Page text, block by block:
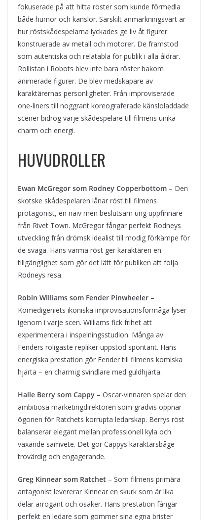
fokuserade på att hitta röster som kunde förmedla
både humor och känslor. Särskilt anmärkningsvärt är
hur röstskådespelarna lyckades ge liv åt figurer
konstruerade av metall och motorer. De framstod
som autentiska och relatabla för publik i alla åldrar.
Rollistan i Robots blev inte bara röster bakom
animerade figurer. De blev medskapare av
karaktärernas personligheter. Från improviserade
one-liners till noggrant koreograferade känsloladdade
scener bidrog varje skådespelare till filmens unika
charm och energi.
HUVUDROLLER
Ewan McGregor som Rodney Copperbottom – Den
skotske skådespelaren lånar röst till filmens
protagonist, en naiv men beslutsam ung uppfinnare
från Rivet Town. McGregor fångar perfekt Rodneys
utveckling från drömsk idealist till modig förkämpe för
de svaga. Hans varma röst ger karaktären en
tillgänglighet som gör det lätt för publiken att följa
Rodneys resa.
Robin Williams som Fender Pinwheeler –
Komedigeniets ikoniska improvisationsförmåga lyser
igenom i varje scen. Williams fick frihet att
experimentera i inspelningsstudion. Många av
Fenders roligaste repliker uppstod spontant. Hans
energiska prestation gör Fender till filmens komiska
hjärta – en charmig svindlare med guldhjärta.
Halle Berry som Cappy – Oscar-vinnaren spelar den
ambitiösa marketingdirektören som gradvis öppnar
ögonen för Ratchets korrupta ledarskap. Berrys röst
balanserar elegant mellan professionell kyla och
växande samvete. Det gör Cappys karaktärsbåge
trovärdig och engagerande.
Greg Kinnear som Ratchet – Som filmens primära
antagonist levererar Kinnear en skurk som är lika
delar arrogant och osäker. Hans prestation fångar
perfekt en ledare som gömmer sina egna brister